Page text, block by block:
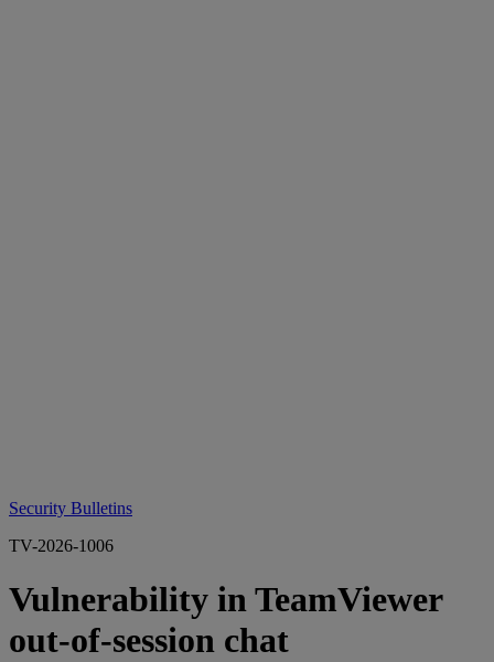
Security Bulletins
TV-2026-1006
Vulnerability in TeamViewer
out-of-session chat